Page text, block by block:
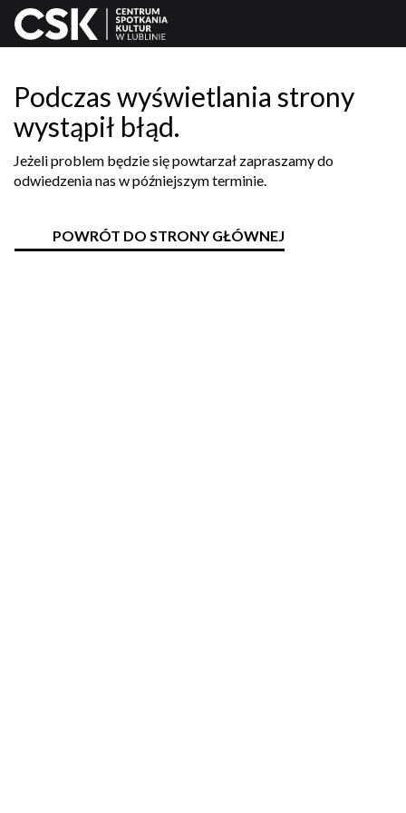
Podczas wyświetlania strony
wystąpił błąd.
Jeżeli problem będzie się powtarzał zapraszamy do
odwiedzenia nas w późniejszym terminie.
POWRÓT DO STRONY GŁÓWNEJ